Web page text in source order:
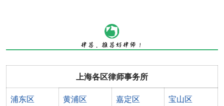
上海各区律师事务所
浦东区 黄浦区 嘉定区 宝山区